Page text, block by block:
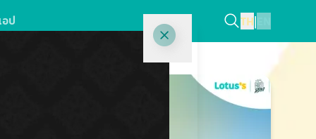
ป TH|